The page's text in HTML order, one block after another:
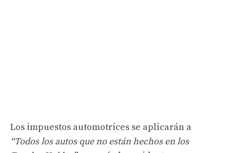
Los impuestos automotrices se aplicarán a
“Todos los autos que no están hechos en los